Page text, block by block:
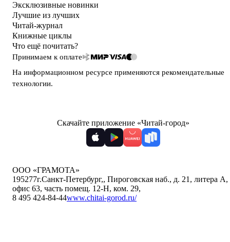
Эксклюзивные новинки
Лучшие из лучших
Читай-журнал
Книжные циклы
Что ещё почитать?
Принимаем к оплате
На информационном ресурсе применяются рекомендательные
технологии.
Скачайте приложение «Читай-город»
ООО «ГРАМОТА»
195277г.Санкт-Петербург,, Пироговская наб., д. 21, литера А,
офис 63, часть помещ. 12-Н, ком. 29,
8 495 424-84-44www.chitai-gorod.ru/